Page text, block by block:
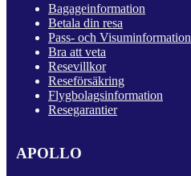
Bagageinformation
Betala din resa
Pass- och Visuminformation
Bra att veta
Resevillkor
Reseförsäkring
Flygbolagsinformation
Resegarantier
APOLLO